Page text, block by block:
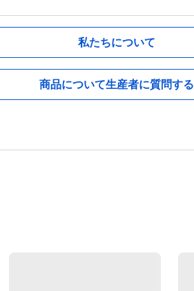
私たちについて
商品について生産者に質問する